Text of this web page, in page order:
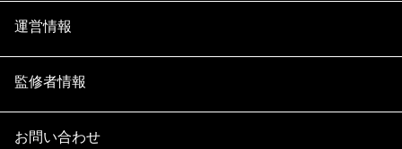
運営情報
監修者情報
お問い合わせ